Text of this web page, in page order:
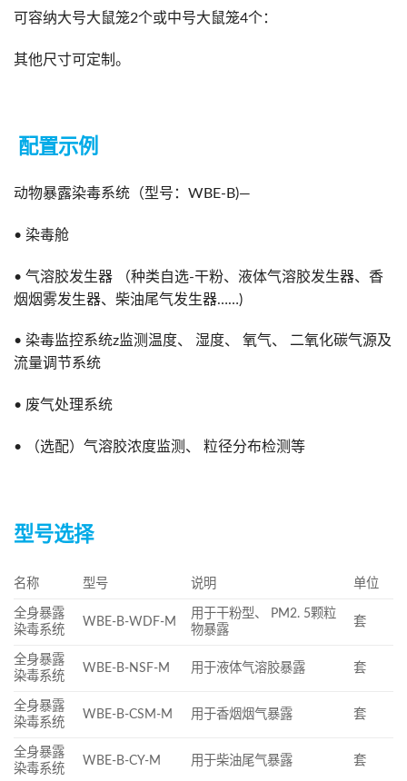
可容纳大号大鼠笼2个或中号大鼠笼4个：
其他尺寸可定制。
配置示例
动物暴露染毒系统（型号：WBE-B)—
• 染毒舱
• 气溶胶发生器 （种类自选-干粉、液体气溶胶发生器、香
烟烟雾发生器、柴油尾气发生器……)
• 染毒监控系统z监测温度、 湿度、 氧气、 二氧化碳气源及
流量调节系统
• 废气处理系统
• （选配）气溶胶浓度监测、 粒径分布检测等
型号选择
名称 型号 说明 单位
全身暴露
染毒系统
WBE-B-WDF-M
用于干粉型、 PM2. 5颗粒
物暴露
套
全身暴露
染毒系统
WBE-B-NSF-M 用于液体气溶胶暴露 套
全身暴露
染毒系统
WBE-B-CSM-M 用于香烟烟气暴露 套
全身暴露
染毒系统
WBE-B-CY-M 用于柴油尾气暴露 套